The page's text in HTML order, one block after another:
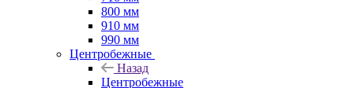
800 мм
910 мм
990 мм
Центробежные
Назад
Центробежные